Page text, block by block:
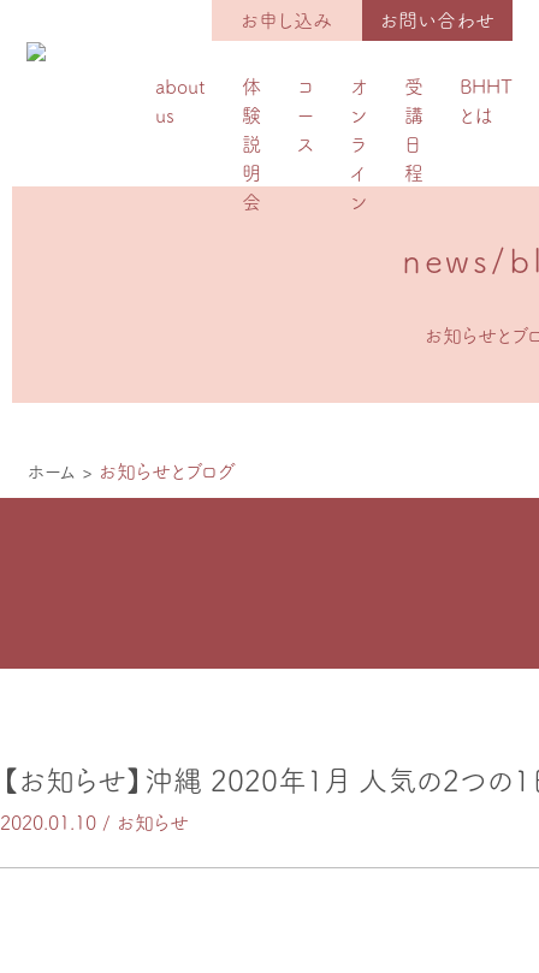
about
us
体
験
説
明
会
コ
ー
ス
オ
ン
ラ
イ
ン
受
講
日
程
BHHT
とは
お申し込み お問い合わせ
news/
お知らせとブ
ホーム > お知らせとブログ
【お知らせ】沖縄 2020年1月 人気の2つの
2020.01.10 / お知らせ